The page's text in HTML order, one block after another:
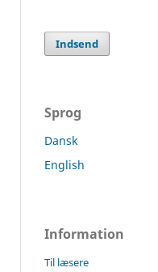
Indsend
Sprog
Dansk
English
Information
Til læsere